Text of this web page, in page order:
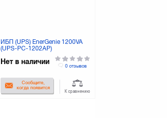
ИБП (UPS) EnerGenie 1200VA
(UPS-PC-1202AP)
Нет в наличии
Сообщите,
когда появится
0 отзывов
К сравнению